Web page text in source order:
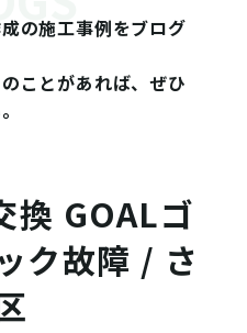
の施工事例をブログ
ことがあれば、ぜひ
換 GOALゴ
ク故障 / さ